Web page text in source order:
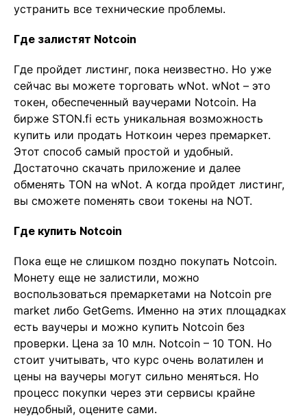
устранить все технические проблемы.
Где залистят Notcoin
Где пройдет листинг, пока неизвестно. Но уже
сейчас вы можете торговать wNot. wNot – это
токен, обеспеченный ваучерами Notcoin. На
бирже STON.fi есть уникальная возможность
купить или продать Ноткоин через премаркет.
Этот способ самый простой и удобный.
Достаточно скачать приложение и далее
обменять TON на wNot. А когда пройдет листинг,
вы сможете поменять свои токены на NOT.
Где купить Notcoin
Пока еще не слишком поздно покупать Notcoin.
Монету еще не залистили, можно
воспользоваться премаркетами на Notcoin pre
market либо GetGems. Именно на этих площадках
есть ваучеры и можно купить Notcoin без
проверки. Цена за 10 млн. Notcoin – 10 TON. Но
стоит учитывать, что курс очень волатилен и
цены на ваучеры могут сильно меняться. Но
процесс покупки через эти сервисы крайне
неудобный, оцените сами.